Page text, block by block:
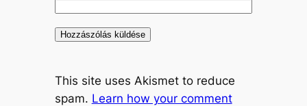
This site uses Akismet to reduce
spam. Learn how your comment